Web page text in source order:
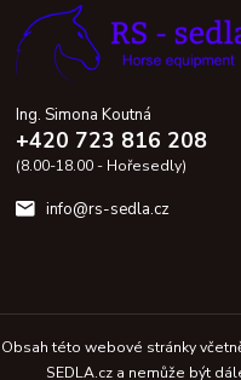
Ing. Simona Koutná
+420 723 816 208
(8.00-18.00 - Hořesedly)
info@rs-sedla.cz
Obsah této webové stránky
SEDLA.cz a nemůže být